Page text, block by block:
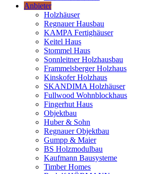
Anbieter
Holzhäuser
Regnauer Hausbau
KAMPA Fertighäuser
Keitel Haus
Stommel Haus
Sonnleitner Holzhausbau
Frammelsberger Holzhaus
Kinskofer Holzhaus
SKANDIMA Holzhäuser
Fullwood Wohnblockhaus
Fingerhut Haus
Objektbau
Huber & Sohn
Regnauer Objektbau
Gumpp & Maier
BS Holzmodulbau
Kaufmann Bausysteme
Timber Homes